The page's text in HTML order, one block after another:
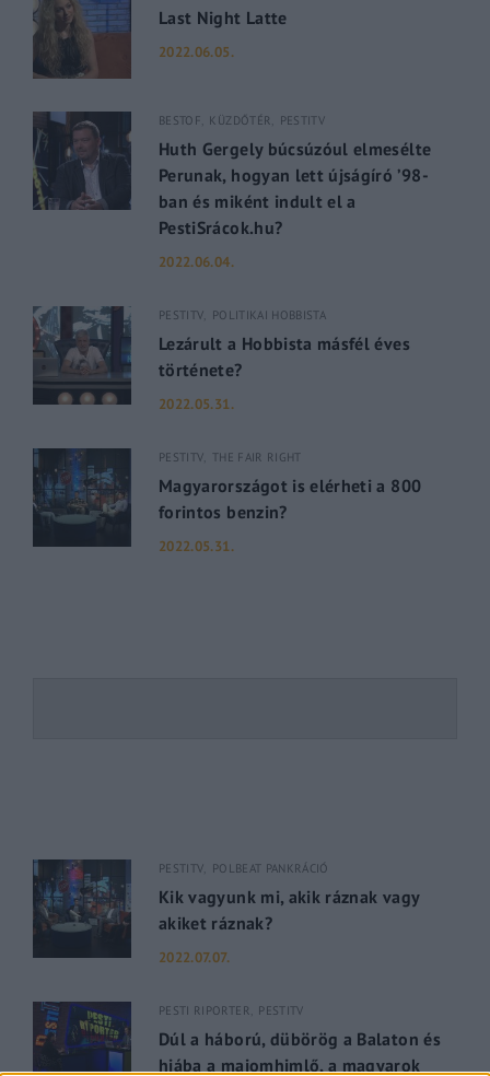
Last Night Latte
2022.06.05.
BESTOF KÜZDŐTÉR PESTITV
Huth Gergely búcsúzóul elmesélte
Perunak, hogyan lett újságíró ’98-
ban és miként indult el a
PestiSrácok.hu?
2022.06.04.
PESTITV POLITIKAI HOBBISTA
Lezárult a Hobbista másfél éves
története?
2022.05.31.
PESTITV THE FAIR RIGHT
Magyarországot is elérheti a 800
forintos benzin?
2022.05.31.
PESTITV POLBEAT PANKRÁCIÓ
Kik vagyunk mi, akik ráznak vagy
akiket ráznak?
2022.07.07.
PESTI RIPORTER PESTITV
Dúl a háború, dübörög a Balaton és
hiába a majomhimlő, a magyarok